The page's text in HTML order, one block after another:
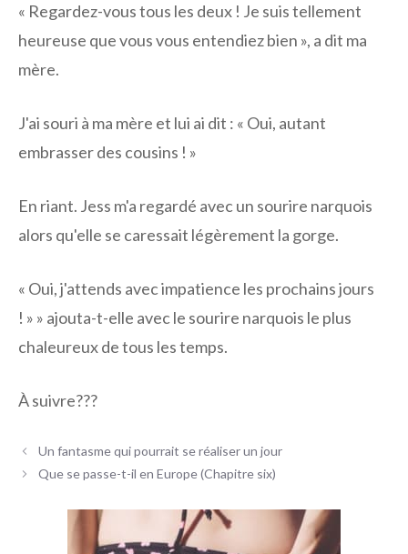
« Regardez-vous tous les deux ! Je suis tellement
heureuse que vous vous entendiez bien », a dit ma
mère.
J'ai souri à ma mère et lui ai dit : « Oui, autant
embrasser des cousins ​​! »
En riant. Jess m'a regardé avec un sourire narquois
alors qu'elle se caressait légèrement la gorge.
« Oui, j'attends avec impatience les prochains jours
! » » ajouta-t-elle avec le sourire narquois le plus
chaleureux de tous les temps.
À suivre???
Navigation
des
Un fantasme qui pourrait se réaliser un jour
Que se passe-t-il en Europe (Chapitre six)